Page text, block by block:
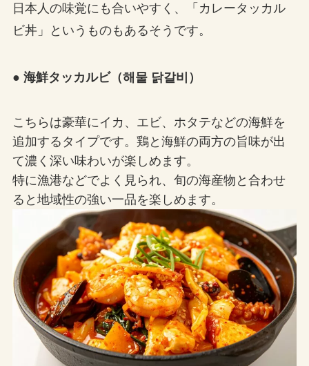
日本人の味覚にも合いやすく、「カレータッカル
ビ丼」というものもあるそうです。
● 海鮮タッカルビ（해물 닭갈비）
こちらは豪華にイカ、エビ、ホタテなどの海鮮を
追加するタイプです。鶏と海鮮の両方の旨味が出
て濃く深い味わいが楽しめます。
特に漁港などでよく見られ、旬の海産物と合わせ
ると地域性の強い一品を楽しめます。